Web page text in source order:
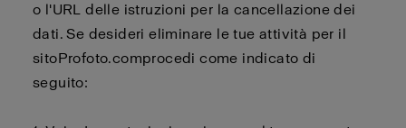
o l'URL delle istruzioni per la cancellazione dei
dati. Se desideri eliminare le tue attività per il
sitoProfoto.comprocedi come indicato di
seguito: